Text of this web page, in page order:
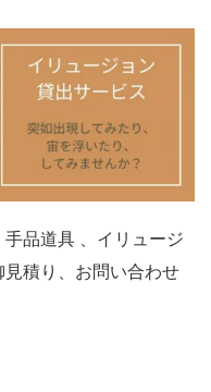
品道具 、イリュージ
見積り、お問い合わせ